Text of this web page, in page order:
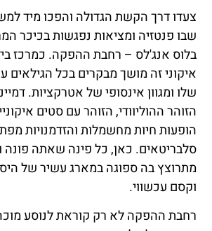
צעדו דרך הקשת הגדולה והפכו מיד
שבו פנטזיה ומציאות נפגשות בכיכר
בלוס אנג'לס – רחבת ההפקה. כמרכז
איקוני זה מושך מבקרים בכל
שלו ומגוון אינסופי של אטרקציות.
הזוהר ההוליוודי, הזוהר עם סטים
הופעות חיות מחשמלות והזדמנויות
סלבריטאים. כאן, כל פינה שאתה
מתרוצץ בה ספוגה במארג עשיר של
וקסם עכשווי.
רחבת ההפקה לא רק קוראת לנוסע